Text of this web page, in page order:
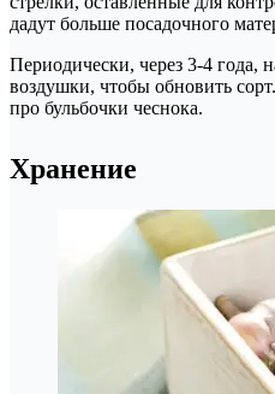
дадут больше посадочного
Периодически, через 3-4 года,
воздушки, чтобы обновить
про бульбочки чеснока.
Хранение